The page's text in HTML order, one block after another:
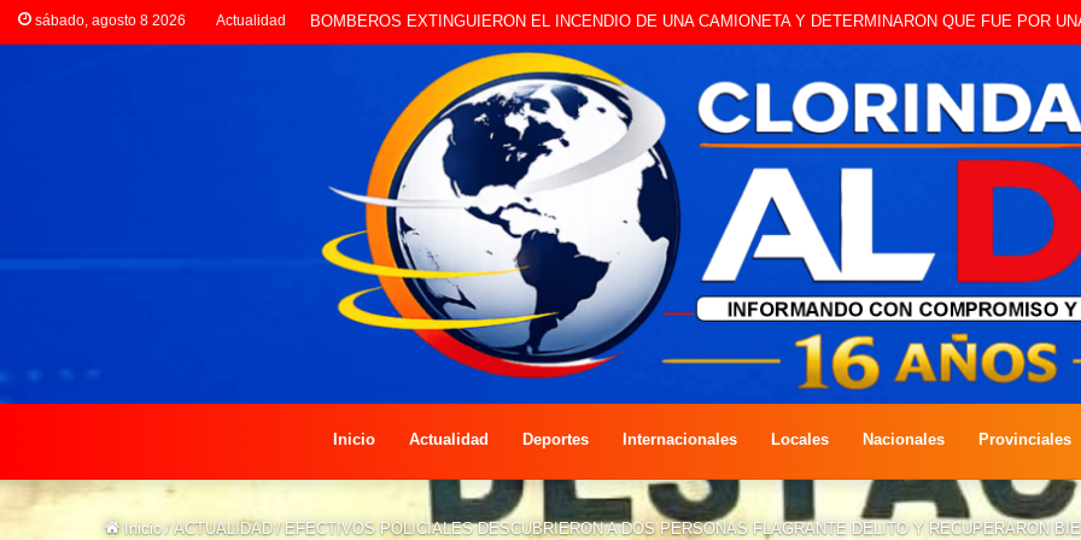
sábado, agosto 8 2026 Actualidad BOMBEROS EXTINGUIERON EL INCENDIO DE UNA CAMIONETA Y DETERMINARON QUE FUE POR
Inicio Actualidad Deportes Internacionales Locales Nacionales Provinciales
Inicio / ACTUALIDAD / EFECTIVOS POLICIALES DESCUBRIERON A DOS PERSONAS FLAGRANTE DELITO Y RECUPERARON